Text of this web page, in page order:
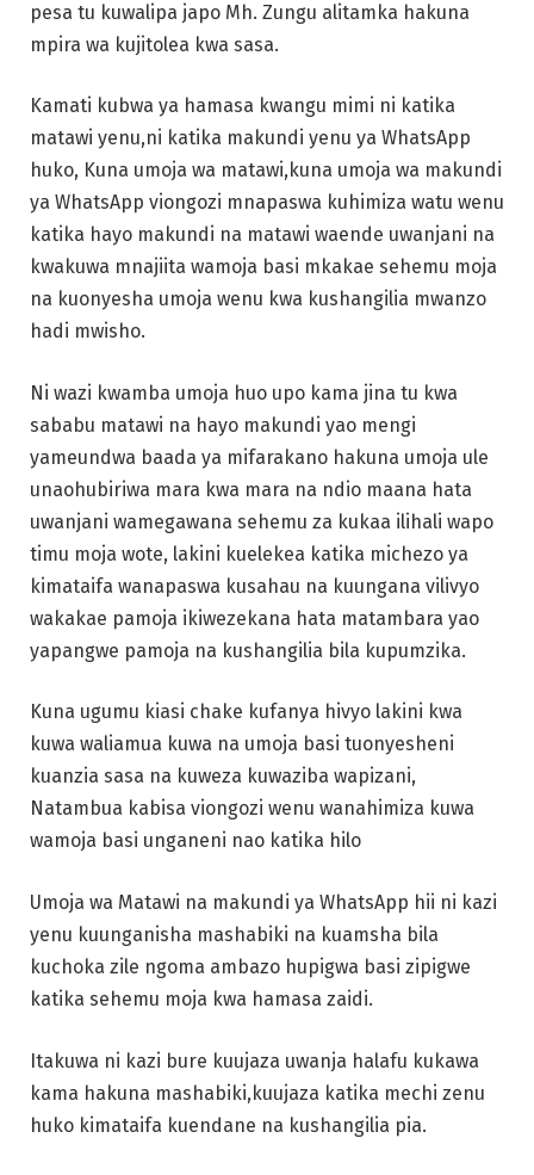
pesa tu kuwalipa japo Mh. Zungu alitamka hakuna
mpira wa kujitolea kwa sasa.
Kamati kubwa ya hamasa kwangu mimi ni katika
matawi yenu,ni katika makundi yenu ya WhatsApp
huko, Kuna umoja wa matawi,kuna umoja wa makundi
ya WhatsApp viongozi mnapaswa kuhimiza watu wenu
katika hayo makundi na matawi waende uwanjani na
kwakuwa mnajiita wamoja basi mkakae sehemu moja
na kuonyesha umoja wenu kwa kushangilia mwanzo
hadi mwisho.
Ni wazi kwamba umoja huo upo kama jina tu kwa
sababu matawi na hayo makundi yao mengi
yameundwa baada ya mifarakano hakuna umoja ule
unaohubiriwa mara kwa mara na ndio maana hata
uwanjani wamegawana sehemu za kukaa ilihali wapo
timu moja wote, lakini kuelekea katika michezo ya
kimataifa wanapaswa kusahau na kuungana vilivyo
wakakae pamoja ikiwezekana hata matambara yao
yapangwe pamoja na kushangilia bila kupumzika.
Kuna ugumu kiasi chake kufanya hivyo lakini kwa
kuwa waliamua kuwa na umoja basi tuonyesheni
kuanzia sasa na kuweza kuwaziba wapizani,
Natambua kabisa viongozi wenu wanahimiza kuwa
wamoja basi unganeni nao katika hilo
Umoja wa Matawi na makundi ya WhatsApp hii ni kazi
yenu kuunganisha mashabiki na kuamsha bila
kuchoka zile ngoma ambazo hupigwa basi zipigwe
katika sehemu moja kwa hamasa zaidi.
Itakuwa ni kazi bure kuujaza uwanja halafu kukawa
kama hakuna mashabiki,kuujaza katika mechi zenu
huko kimataifa kuendane na kushangilia pia.